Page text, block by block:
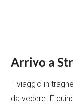
Arrivo a
Il viaggio in
da vedere. È